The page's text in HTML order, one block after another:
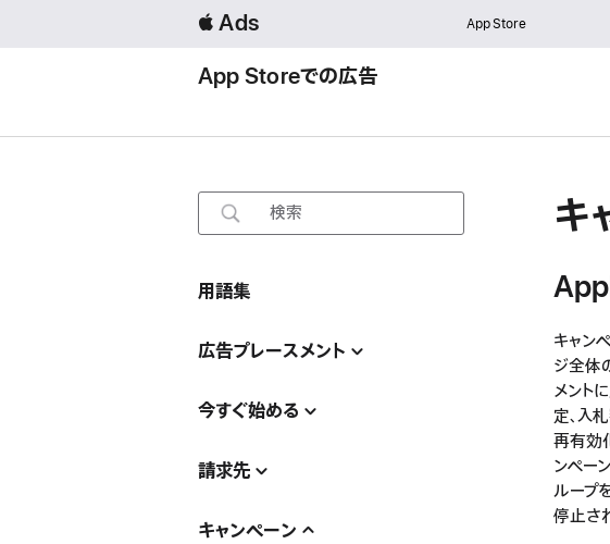
 Ads App Store
App Storeでの広告
検
索
用語集
広告プレースメント
今すぐ始める
請求先
キャンペーン
キ
キャン
ジ全体
メント
定、入
再有効
ンペー
ループ
停止さ